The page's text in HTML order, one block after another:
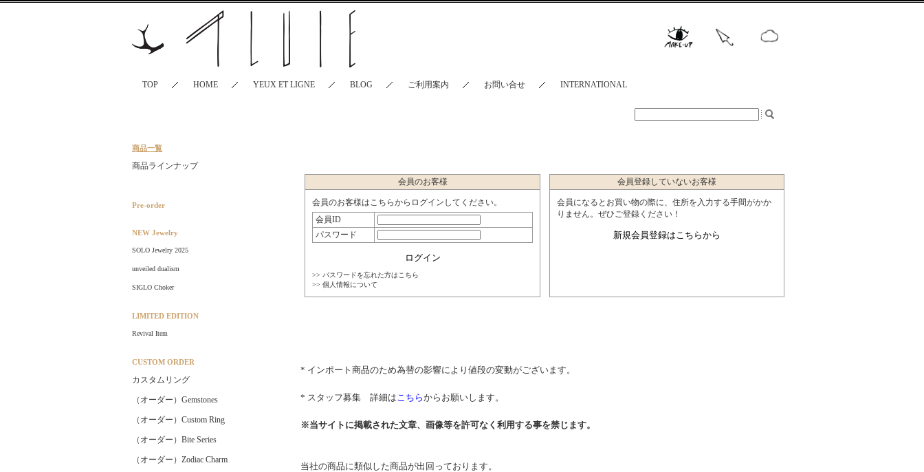
TOP HOME YEUX ET LIGNE BLOG ご利用案内 お問い合せ INTERNATIONAL
会員のお客様 会員登録していないお客様
会員のお客様はこちらからログインしてください。
会員ID
パスワード
>> パスワードを忘れた方はこちら
>> 個人情報について
会員になるとお買い物の際に、住所を入力する手間がかか
りません。ぜひご登録ください！
* インポート商品のため為替の影響により値段の変動がございます。
* スタッフ募集 詳細はこちらからお願いします。
※当サイトに掲載された文章、画像等を許可なく利用する事を禁じます。
当社の商品に類似した商品が出回っております。
商品一覧
商品ラインナップ
Pre-order
NEW Jewelry
SOLO Jewelry 2025
unveiled dualism
SIGLO Choker
LIMITED EDITION
Revival Item
CUSTOM ORDER
カスタムリング
（オーダー）Gemstones
（オーダー）Custom Ring
（オーダー）Bite Series
（オーダー）Zodiac Charm